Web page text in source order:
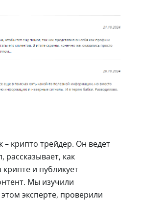
крипто трейдер. Он ведет
рассказывает, как
и публикует
Мы изучили
эксперте, проверили